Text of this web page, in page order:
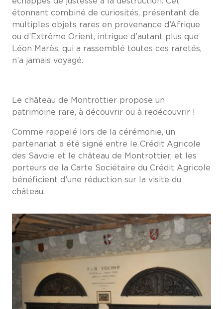
étonnant combiné de curiosités, présentant de
multiples objets rares en provenance d’Afrique
ou d’Extrême Orient, intrigue d’autant plus que
Léon Marès, qui a rassemblé toutes ces raretés,
n’a jamais voyagé.
Le château de Montrottier propose un
patrimoine rare, à découvrir ou à redécouvrir !
Comme rappelé lors de la cérémonie, un
partenariat a été signé entre le Crédit Agricole
des Savoie et le château de Montrottier, et les
porteurs de la Carte Sociétaire du Crédit Agricole
bénéficient d’une réduction sur la visite du
château.